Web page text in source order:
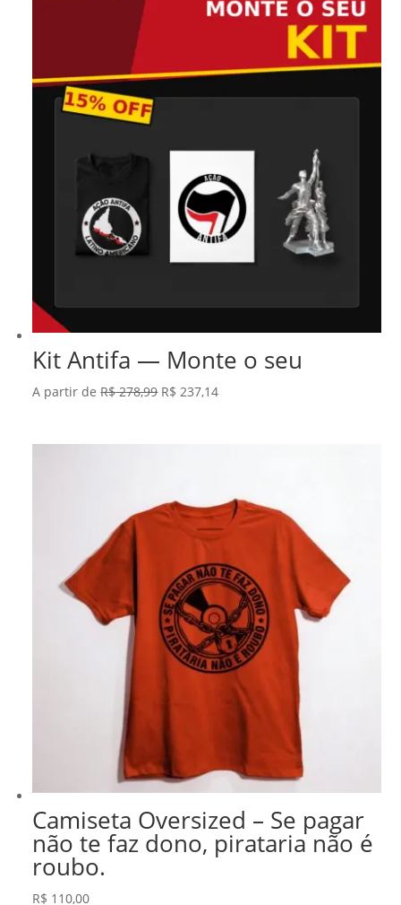
Kit Antifa — Monte o seu
A partir deR$278,99 O
R$ 237,14O
Camiseta Oversized – Se pagar
não te faz dono, pirataria não é
roubo.
R$ 110,00